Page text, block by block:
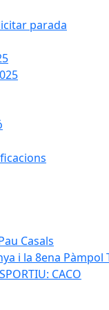
parada
Casals
i la 8ena Pàmpol
CACO